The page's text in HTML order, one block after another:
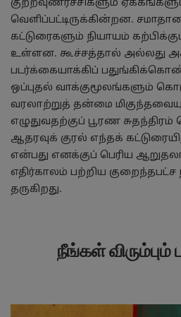
குற்றவுணர்ச்சிகளும்
வெளிப்பட்டிருக்கின்றன.
கட்டுரைகளும் நியாயம்
உள்ளன. கூச்சத்தால் அல்லது
படர்க்கையாக்கிப்
ஒப்புதல் வாக்குமூலங்களும்
வரலாற்றுத் தன்மை
எழுதுவதற்குப் பூரண சுதந்திரம்
ஆதரவுக் குரல் எந்தக்
என்பது எனக்குப் பெரிய
எதிர்காலம் பற்றிய
தருகிறது.
நீங்கள்